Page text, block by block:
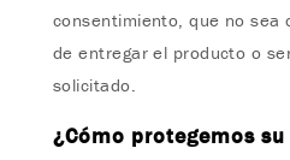
consentimiento, que no sea
de entregar el producto o
solicitado.
¿Cómo protegemos